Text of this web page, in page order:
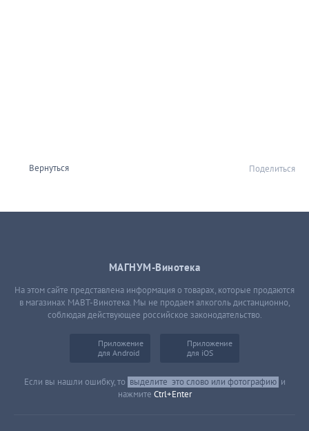
Вернуться Поделиться
МАГНУМ-Винотека
На этом сайте представлена информация о товарах, которые продаются
в магазинах МАВТ-Винотека. Мы не продаем алкоголь дистанционно,
соблюдая действующее российское законодательство.
Приложение
для Android
Приложение
для iOS
Если вы нашли ошибку, то выделите это слово или фотографию и
нажмите Ctrl+Enter